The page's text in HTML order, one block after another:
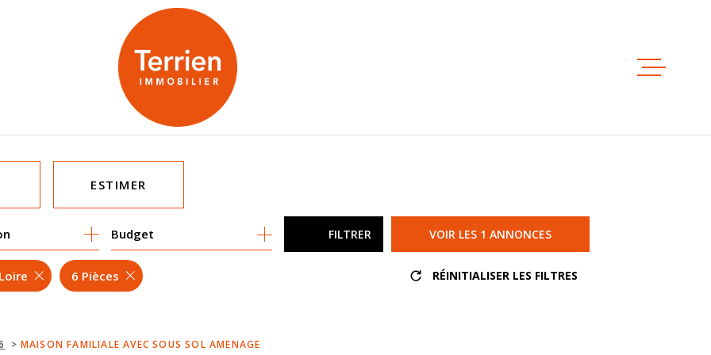
PRO
ESTIMER
Budget FILTRER VOIR LES 1 ANNONCES
6 Pièces RÉINITIALISER LES FILTRES
MAISON FAMILIALE AVEC SOUS SOL AMENAGE